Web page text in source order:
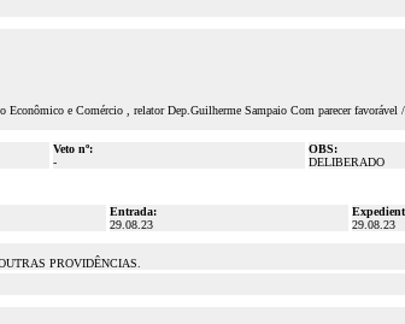
e Comércio , relator Dep.Guilherme Sampaio Com parecer favorável /
Veto nº:
-
OBS:
DELIBERADO
Entrada:
29.08.23
29.08.23
PROVIDÊNCIAS.